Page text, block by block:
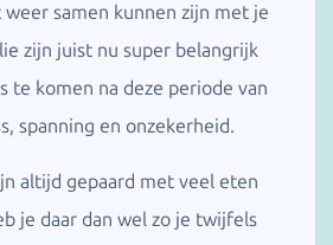
samen kunnen zijn met je
zijn juist nu super belangrijk
te komen na deze periode van
spanning en onzekerheid.
altijd gepaard met veel eten
je daar dan wel zo je twijfels